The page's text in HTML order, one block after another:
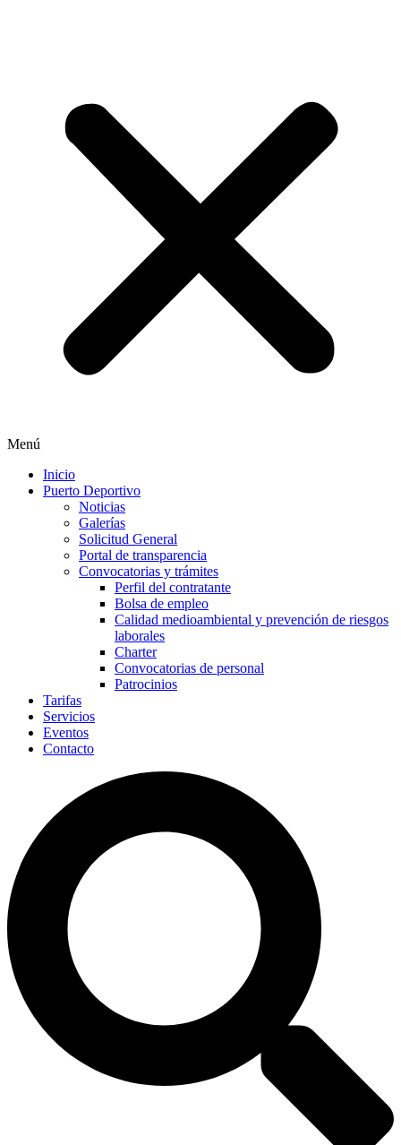
Menú
Inicio
Puerto Deportivo
Noticias
Galerías
Solicitud General
Portal de transparencia
Convocatorias y trámites
Perfil del contratante
Bolsa de empleo
Calidad medioambiental y prevención de riesgos
laborales
Charter
Convocatorias de personal
Patrocinios
Tarifas
Servicios
Eventos
Contacto